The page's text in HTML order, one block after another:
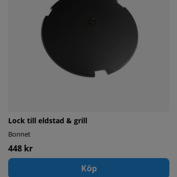
Lock till eldstad & grill
Bonnet
448 kr
Köp